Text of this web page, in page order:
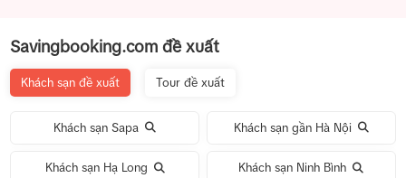
Savingbooking.com đề xuất
Khách sạn đề xuất Tour đề xuất
Khách sạn Sapa Khách sạn gần Hà Nội
Khách sạn Hạ Long Khách sạn Ninh Bình